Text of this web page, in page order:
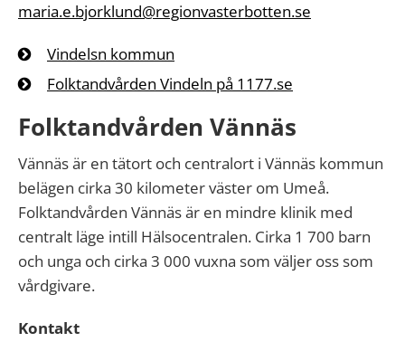
maria.e.bjorklund@regionvasterbotten.se
Vindelsn kommun
Folktandvården Vindeln på 1177.se
Folktandvården Vännäs
Vännäs är en tätort och centralort i Vännäs kommun
belägen cirka 30 kilometer väster om Umeå.
Folktandvården Vännäs är en mindre klinik med
centralt läge intill Hälsocentralen. Cirka 1 700 barn
och unga och cirka 3 000 vuxna som väljer oss som
vårdgivare.
Kontakt